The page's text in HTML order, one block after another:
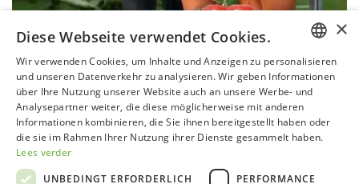
Was man im Mai im Gewächshaus machen
kann
Was man im Mai im Gewächshaus machen kann Der Mai ist die
Zeit, in der dein Gewächshaus so richtig zum Leben erwacht.
DUTCH
GERMAN
FRENCH
×
Diese Webseite verwendet Cookies.
Wir verwenden Cookies, um Inhalte und Anzeigen zu personalisieren
und unseren Datenverkehr zu analysieren. Wir geben Informationen
über Ihre Nutzung unserer Website auch an unsere Werbe- und
Analysepartner weiter, die diese möglicherweise mit anderen
Informationen kombinieren, die Sie ihnen bereitgestellt haben oder
die sie im Rahmen Ihrer Nutzung ihrer Dienste gesammelt haben.
Lees verder
UNBEDINGT ERFORDERLICH
PERFORMANCE